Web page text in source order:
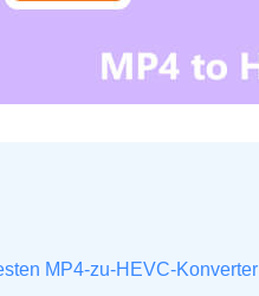
MP4-zu-HEVC-Konverter